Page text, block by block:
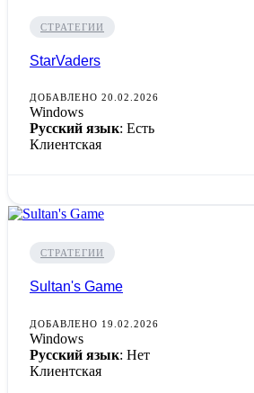
СТРАТЕГИИ
StarVaders
ДОБАВЛЕНО 20.02.2026
Windows
Русский язык: Есть
Клиентская
СТРАТЕГИИ
Sultan's Game
ДОБАВЛЕНО 19.02.2026
Windows
Русский язык: Нет
Клиентская